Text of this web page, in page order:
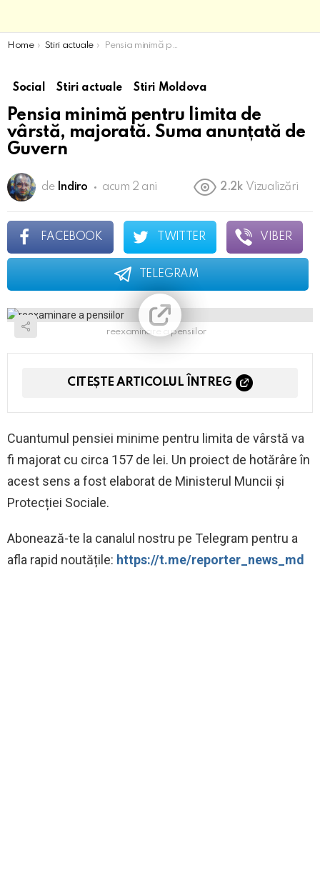
You are here:
Home Stiri actuale Pensia minimă pentru limita de vârstă, majorată. Suma anunțată de Guvern
Social Stiri actuale Stiri Moldova
Pensia minimă pentru limita de
vârstă, majorată. Suma anunțată de
Guvern
de Indiro acum 2 ani 2.2k Vizualizări
FACEBOOK TWITTER VIBER
TELEGRAM
reexaminare a pensiilor
CITEȘTE ARTICOLUL ÎNTREG
Cuantumul pensiei minime pentru limita de vârstă va
fi majorat cu circa 157 de lei. Un proiect de hotărâre în
acest sens a fost elaborat de Ministerul Muncii și
Protecției Sociale.
Abonează-te la canalul nostru pe Telegram pentru a
afla rapid noutățile: https://t.me/reporter_news_md